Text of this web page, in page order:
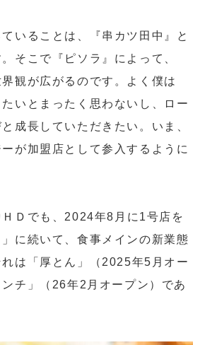
ていることは、『串カツ田中』と
そこで『ピソラ』によって、
界観が広がるのです。よく僕は
たいとまったく思わないし、ロー
成長していただきたい。いま、
が加盟店として参入するように
Ｄでも、2024年8月に1号店を
に続いて、食事メインの新業態
は「厚とん」（2025年5月オー
チ」（26年2月オープン）であ